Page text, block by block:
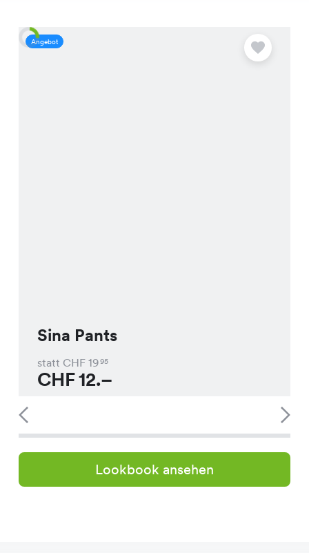
Angebot
Sina Pants
statt CHF 1995
CHF12.–
Lookbook ansehen